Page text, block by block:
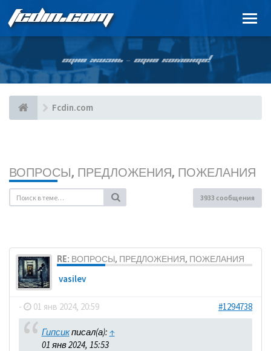
FCDIN.COM
ОДНА ЖИЗНЬ – ОДНА КОМАНДА!
Fcdin.com
ВОПРОСЫ, ПРЕДЛОЖЕНИЯ, ПОЖЕЛАНИЯ
3933 сообщения
RE: ВОПРОСЫ, ПРЕДЛОЖЕНИЯ, ПОЖЕЛАНИЯ
vasilev
- 01 янв 2024, 20:59 #1294738
Гипсикписал(а): ↑
01 янв 2024, 15:53